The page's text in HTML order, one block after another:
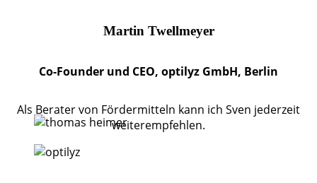
Martin Twellmeyer
Co-Founder und CEO, optilyz GmbH, Berlin
Als Berater von Fördermitteln kann ich Sven jederzeit
weiterempfehlen.